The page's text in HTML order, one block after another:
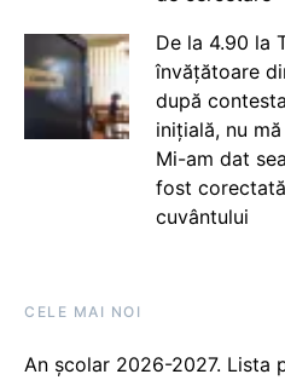
De la 4.90 la
învățătoare
după
inițială, nu
Mi-am dat
fost
cuvântului
CELE MAI NOI
An școlar 2026-2027. Lista